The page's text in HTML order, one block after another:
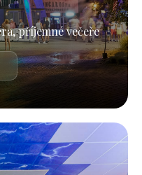
příjemné večeře